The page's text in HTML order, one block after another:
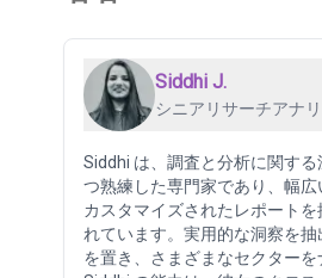
Siddhi J.
シニアリサーチアナ
Siddhi は、調査と分析に関す
つ熟練した専門家であり、幅広
カスタマイズされたレポート
れています。実用的な洞察を
を置き、さまざまなセクターを